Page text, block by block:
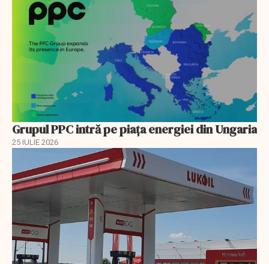
Grupul PPC intră pe piața energiei din Ungaria
25 IULIE 2026